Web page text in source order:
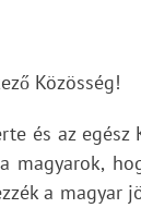
Közösség!
és az egész
magyarok,
a magyar